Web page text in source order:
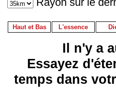
Haut et Bas L'essence
Il n'y a
Essayez
temps dans